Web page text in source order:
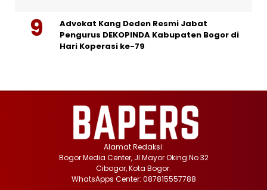
Advokat Kang Deden Resmi Jabat
Pengurus DEKOPINDA Kabupaten Bogor di
Hari Koperasi ke-79
Alamat Redaksi:
Bogor Media Center, Jl Mayor Oking No 32
Cibogor, Kota Bogor.
WhatsApps Center: 087815557788